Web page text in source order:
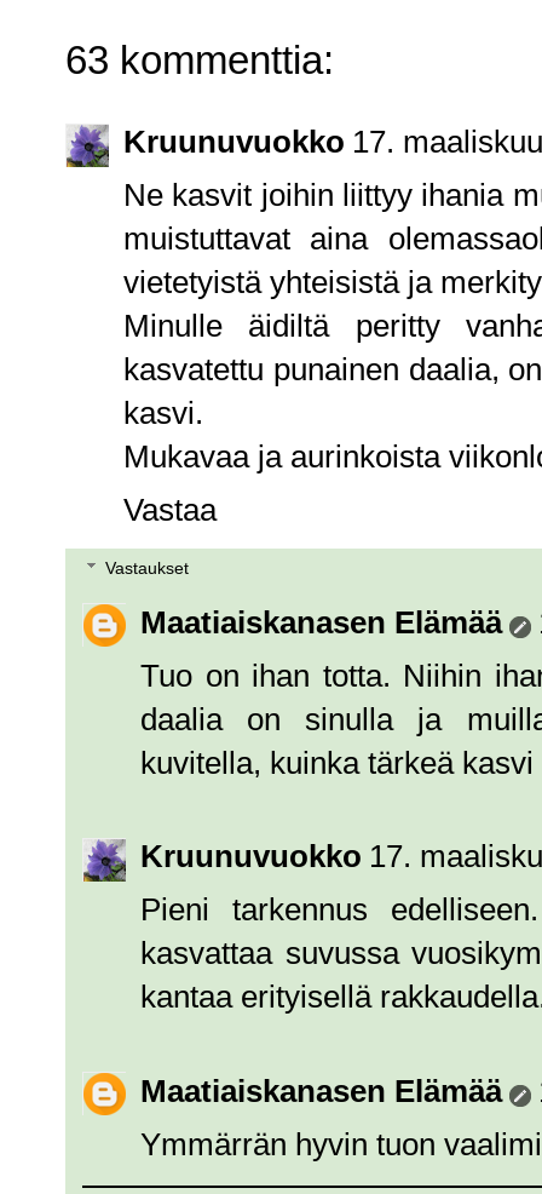
63 kommenttia:
Kruunuvuokko 17.
Ne kasvit joihin liittyy ihania
muistuttavat aina
vietetyistä yhteisistä ja
Minulle äidiltä peritty
kasvatettu punainen daalia,
kasvi.
Mukavaa ja aurinkoista
Vastaa
Vastaukset
Maatiaiskanasen Elämää
Tuo on ihan totta. Niihin
daalia on sinulla ja
kuvitella, kuinka tärkeä
Kruunuvuokko 17.
Pieni tarkennus
kasvattaa suvussa
kantaa erityisellä
Maatiaiskanasen Elämää
Ymmärrän hyvin tuon